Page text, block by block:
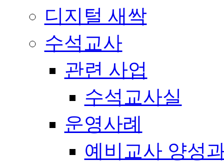
디지털 새싹
수석교사
관련 사업
수석교사실
운영사례
예비교사 양성